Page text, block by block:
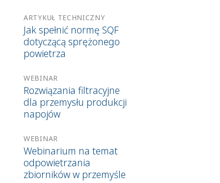
ARTYKUŁ TECHNICZNY
Jak spełnić normę SQF
dotyczącą sprężonego
powietrza
WEBINAR
Rozwiązania filtracyjne
dla przemysłu produkcji
napojów
WEBINAR
Webinarium na temat
odpowietrzania
zbiorników w przemyśle